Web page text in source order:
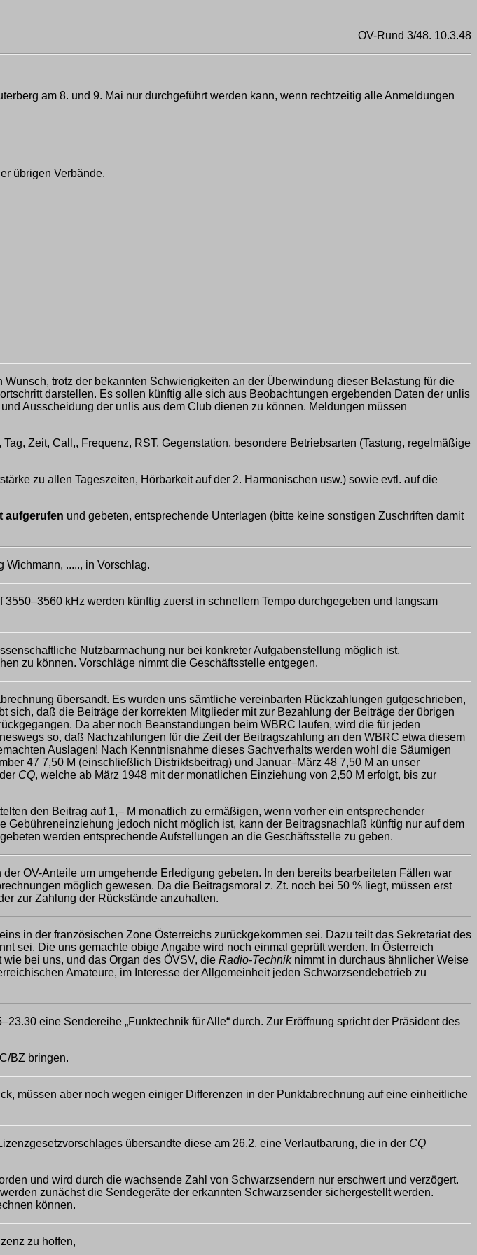
OV-Rund 3/48. 10.3.48
am 8. und 9. Mai nur durchgeführt werden kann, wenn rechtzeitig alle Anmeldungen
übrigen Verbände.
trotz der bekannten Schwierigkeiten an der Überwindung dieser Belastung für die
darstellen. Es sollen künftig alle sich aus Beobachtungen ergebenden Daten der unlis
Ausscheidung der unlis aus dem Club dienen zu können. Meldungen müssen
Zeit, Call,, Frequenz, RST, Gegenstation, besondere Betriebsarten (Tastung, regelmäßige
zu allen Tageszeiten, Hörbarkeit auf der 2. Harmonischen usw.) sowie evtl. auf die
aufgerufen und gebeten, entsprechende Unterlagen (bitte keine sonstigen Zuschriften damit
Wichmann, ....., in Vorschlag.
kHz werden künftig zuerst in schnellem Tempo durchgegeben und langsam
Nutzbarmachung nur bei konkreter Aufgabenstellung möglich ist.
zu können. Vorschläge nimmt die Geschäftsstelle entgegen.
übersandt. Es wurden uns sämtliche vereinbarten Rückzahlungen gutgeschrieben,
daß die Beiträge der korrekten Mitglieder mit zur Bezahlung der Beiträge der übrigen
Da aber noch Beanstandungen beim WBRC laufen, wird die für jeden
so, daß Nachzahlungen für die Zeit der Beitragszahlung an den WBRC etwa diesem
Auslagen! Nach Kenntnisnahme dieses Sachverhalts werden wohl die Säumigen
47 7,50 M (einschließlich Distriktsbeitrag) und Januar–März 48 7,50 M an unser
CQ, welche ab März 1948 mit der monatlichen Einziehung von 2,50 M erfolgt, bis zur
den Beitrag auf 1,– M monatlich zu ermäßigen, wenn vorher ein entsprechender
jedoch nicht möglich ist, kann der Beitragsnachlaß künftig nur auf dem
werden entsprechende Aufstellungen an die Geschäftsstelle zu geben.
OV-Anteile um umgehende Erledigung gebeten. In den bereits bearbeiteten Fällen war
möglich gewesen. Da die Beitragsmoral z. Zt. noch bei 50 % liegt, müssen erst
zur Zahlung der Rückstände anzuhalten.
in der französischen Zone Österreichs zurückgekommen sei. Dazu teilt das Sekretariat des
sei. Die uns gemachte obige Angabe wird noch einmal geprüft werden. In Österreich
bei uns, und das Organ des ÖVSV, die Radio-Techniknimmt in durchaus ähnlicher Weise
Amateure, im Interesse der Allgemeinheit jeden Schwarzsendebetrieb zu
eine Sendereihe „Funktechnik für Alle“ durch. Zur Eröffnung spricht der Präsident des
BZ bringen.
müssen aber noch wegen einiger Differenzen in der Punktabrechnung auf eine einheitliche
übersandte diese am 26.2. eine Verlautbarung, die in der CQ
und wird durch die wachsende Zahl von Schwarzsendern nur erschwert und verzögert.
zunächst die Sendegeräte der erkannten Schwarzsender sichergestellt werden.
können.
zu hoffen,